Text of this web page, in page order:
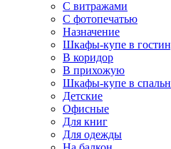
С витражами
С фотопечатью
Назначение
Шкафы-купе в
В коридор
В прихожую
Шкафы-купе в
Детские
Офисные
Для книг
Для одежды